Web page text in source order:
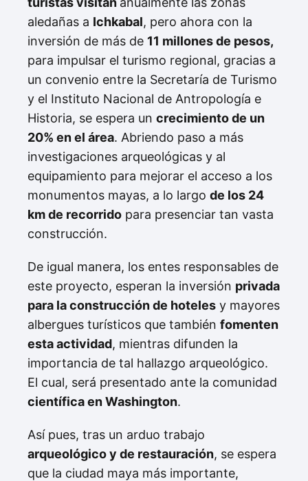
aledañas a Ichkabal, pero ahora con la
inversión de más de 11 millones de pesos,
para impulsar el turismo regional, gracias a
un convenio entre la Secretaría de Turismo
y el Instituto Nacional de Antropología e
Historia, se espera un crecimiento de un
20% en el área. Abriendo paso a más
investigaciones arqueológicas y al
equipamiento para mejorar el acceso a los
monumentos mayas, a lo largo de los 24
km de recorrido para presenciar tan vasta
construcción.
De igual manera, los entes responsables de
este proyecto, esperan la inversión privada
para la construcción de hoteles y mayores
albergues turísticos que también fomenten
esta actividad, mientras difunden la
importancia de tal hallazgo arqueológico.
El cual, será presentado ante la comunidad
científica en Washington.
Así pues, tras un arduo trabajo
arqueológico y de restauración, se espera
que la ciudad maya más importante,